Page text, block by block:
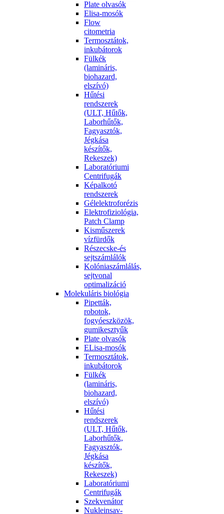
Plate olvasók
Elisa-mosók
Flow
citometria
Termosztátok,
inkubátorok
Fülkék
(lamináris,
biohazard,
elszívó)
Hűtési
rendszerek
(ULT, Hűtők,
Laborhűtők,
Fagyasztók,
Jégkása
készítők,
Rekeszek)
Laboratóriumi
Centrifugák
Képalkotó
rendszerek
Gélelektroforézis
Elektrofiziológia,
Patch Clamp
Kisműszerek
vízfürdők
Részecske-és
sejtszámlálók
Kolóniaszámlálás,
sejtvonal
optimalizáció
Molekuláris biológia
Pipetták,
robotok,
fogyóeszközök,
gumikesztyűk
Plate olvasók
ELisa-mosók
Termosztátok,
inkubátorok
Fülkék
(lamináris,
biohazard,
elszívó)
Hűtési
rendszerek
(ULT, Hűtők,
Laborhűtők,
Fagyasztók,
Jégkása
készítők,
Rekeszek)
Laboratóriumi
Centrifugák
Szekvenátor
Nukleinsav-